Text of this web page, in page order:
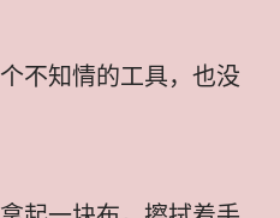
不知情的工具，也没